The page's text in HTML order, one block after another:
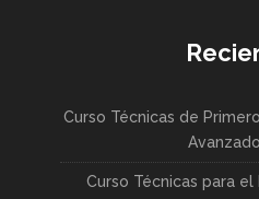
Curso Técnicas de
Curso Técnicas para